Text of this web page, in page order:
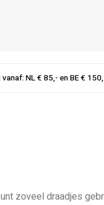
NL € 85,- en BE €
zoveel draadjes